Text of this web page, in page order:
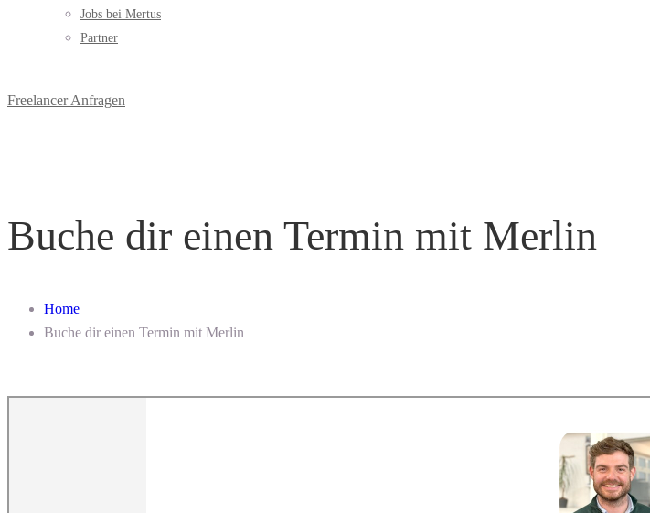
Jobs bei Mertus
Partner
Freelancer Anfragen
Buche dir einen Termin mit Merlin
Home
Buche dir einen Termin mit Merlin